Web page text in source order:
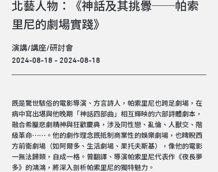
北藝人物：《神話及其挑釁──帕索
里尼的劇場實踐》
演講/講座/研討會
2024-08-18 - 2024-08-18
既是驚世駭俗的電影導演、方言詩人，帕索里尼也跨足劇場，在
病中寫出堪與他晚期「神話四部曲」相互輝映的六部詩體劇本，
融合希臘悲劇精神與狂歡慶典，涉及同性戀、亂倫、人獸交、階
級革命⋯⋯。他的劇作理念既抵制商業性的娛樂劇場，也睥睨西
方前衛劇場（如阿爾多、生活劇場、果托夫斯基），像他的電影
一無法歸類，自成一格。曾翻譯、導演帕索里尼代表作《夜長夢
多》的鴻鴻，將深入剖析帕索里尼的獨特魅力。